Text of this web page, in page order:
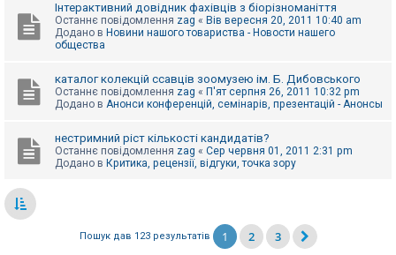
Інтерактивний довідник фахівців з біорізноманіття
Останнє повідомлення zag « Вів вересня 20, 2011 10:40 am
Додано в Новини нашого товариства - Новости нашего
общества
каталог колекцій ссавців зоомузею ім. Б. Дибовського
Останнє повідомлення zag « П'ят серпня 26, 2011 10:32 pm
Додано в Анонси конференцій, семінарів, презентацій - Анонсы
нестримний ріст кількості кандидатів?
Останнє повідомлення zag « Сер червня 01, 2011 2:31 pm
Додано в Критика, рецензії, відгуки, точка зору
Пошук дав 123 результатів 1 2 3